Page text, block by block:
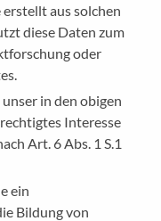
aus solchen
diese Daten zum
oder
in den obigen
Interesse
Art. 6 Abs. 1 S.1
ein
Bildung von